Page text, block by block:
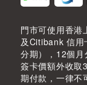
門市可使用香港
及Citibank 信用
分期），12個
簽卡價額外收取
期付款，一律不